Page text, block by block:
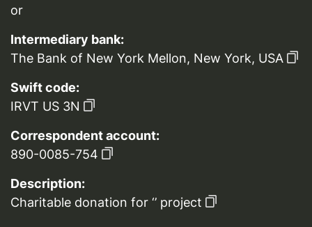
or
Intermediary bank:
The Bank of New York Mellon, New York, USA
Swift code:
IRVT US 3N
Correspondent account:
890-0085-754
Description:
Charitable donation for ‘’ project